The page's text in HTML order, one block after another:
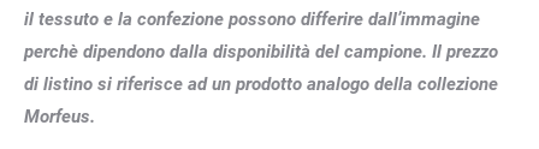
il tessuto e la confezione possono differire dall’immagine
perchè dipendono dalla disponibilità del campione. Il prezzo
di listino si riferisce ad un prodotto analogo della collezione
Morfeus.